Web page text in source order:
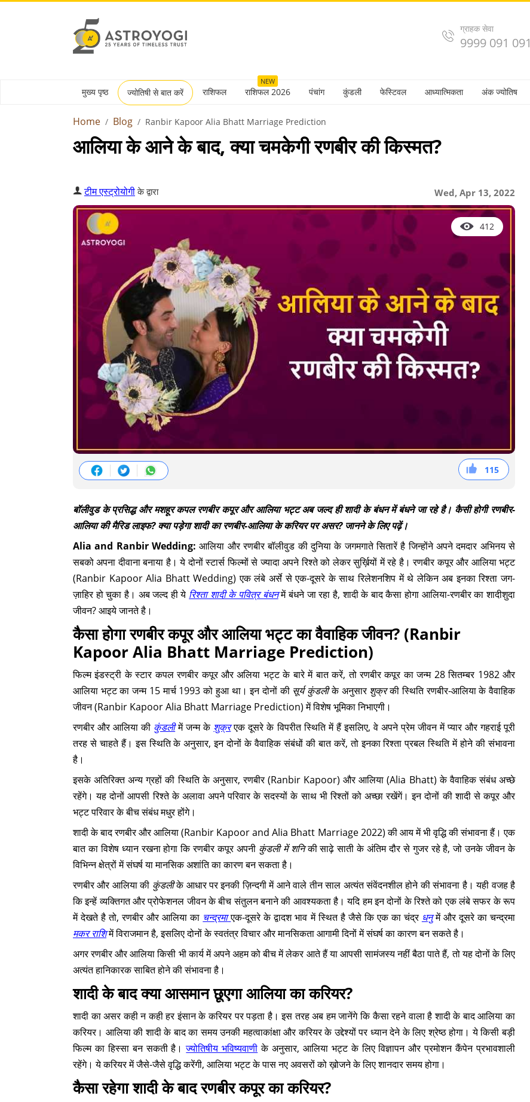
ग्राहक सेवा
9999 091 091
मुख्य पृष्ठ ज्योतिषी से बात करें राशिफल
NEW
राशिफल 2026 पंचांग कुंडली फेस्टिवल आध्यात्मिकता अंक ज्योतिष
Home Blog Ranbir Kapoor Alia Bhatt Marriage Prediction
आलिया के आने के बाद, क्या चमकेगी रणबीर की किस्मत?
Wed, Apr 13, 2022
टीम एस्ट्रोयोगीके द्वारा
412
115
38
36
41
बॉलीवुड के प्रसिद्ध और मशहूर कपल रणबीर कपूर और आलिया भट्ट अब जल्द ही शादी के बंधन में बंधने जा रहे है। कैसी होगी रणबीर-
आलिया की मैरिड लाइफ? क्या पड़ेगा शादी का रणबीर-आलिया के करियर पर असर? जानने के लिए पढ़ें।
Alia and Ranbir Wedding: आलिया और रणबीर बॉलीवुड की दुनिया के जगमगाते सितारें है जिन्होंने अपने दमदार अभिनय से
सबको अपना दीवाना बनाया है। ये दोनों स्टार्स फिल्मों से ज्यादा अपने रिश्ते को लेकर सुर्ख़ियों में रहे है। रणबीर कपूर और आलिया भट्ट
(Ranbir Kapoor Alia Bhatt Wedding) एक लंबे अर्से से एक-दूसरे के साथ रिलेशनशिप में थे लेकिन अब इनका रिश्ता जग-
ज़ाहिर हो चुका है। अब जल्द ही ये रिश्ता शादी के पवित्र बंधनमें बंधने जा रहा है, शादी के बाद कैसा होगा आलिया-रणबीर का शादीशुदा
जीवन? आइये जानते है।
कैसा होगा रणबीर कपूर और आलिया भट्ट का वैवाहिक जीवन? (Ranbir
Kapoor Alia Bhatt Marriage Prediction)
फिल्म इंडस्ट्री के स्टार कपल रणबीर कपूर और अलिया भट्ट के बारे में बात करें, तो रणबीर कपूर का जन्म 28 सितम्बर 1982 और
आलिया भट्ट का जन्म 15 मार्च 1993 को हुआ था। इन दोनों की सूर्य कुंडलीके अनुसारशुक्रकी स्थिति रणबीर-आलिया के वैवाहिक
जीवन (Ranbir Kapoor Alia Bhatt Marriage Prediction) में विशेष भूमिका निभाएगी।
रणबीर और आलिया की कुंडलीमें जन्म के शुक्रएक दूसरे के विपरीत स्थिति में हैं इसलिए, वे अपने प्रेम जीवन में प्यार और गहराई पूरी
तरह से चाहते हैं। इस स्थिति के अनुसार, इन दोनों के वैवाहिक संबंधों की बात करें, तो इनका रिश्ता प्रबल स्थिति में होने की संभावना
है।
इसके अतिरिक्त अन्य ग्रहों की स्थिति के अनुसार, रणबीर (Ranbir Kapoor) और आलिया (Alia Bhatt) के वैवाहिक संबंध अच्छे
रहेंगे। यह दोनों आपसी रिश्ते के अलावा अपने परिवार के सदस्यों के साथ भी रिश्तों को अच्छा रखेंगें। इन दोनों की शादी से कपूर और
भट्ट परिवार के बीच संबंध मधुर होंगे।
शादी के बाद रणबीर और आलिया (Ranbir Kapoor and Alia Bhatt Marriage 2022) की आय में भी वृद्धि की संभावना हैं। एक
बात का विशेष ध्यान रखना होगा कि रणबीर कपूर अपनी कुंडली में शनिकी साढ़े साती के अंतिम दौर से गुजर रहे है, जो उनके जीवन के
विभिन्न क्षेत्रों में संघर्ष या मानसिक अशांति का कारण बन सकता है।
रणबीर और आलिया की कुंडलीके आधार पर इनकी ज़िन्दगी में आने वाले तीन साल अत्यंत संवेंदनशील होने की संभावना है। यही वजह है
कि इन्हें व्यक्तिगत और प्रोफेशनल जीवन के बीच संतुलन बनाने की आवश्यकता है। यदि हम इन दोनों के रिश्ते को एक लंबे सफर के रूप
में देखते है तो, रणबीर और आलिया का चन्द्रमा एक-दूसरे के द्वादश भाव में स्थित है जैसे कि एक का चंद्र धनुमें और दूसरे का चन्द्रमा
मकर राशिमें विराजमान है, इसलिए दोनों के स्वतंत्र विचार और मानसिकता आगामी दिनों में संघर्ष का कारण बन सकते है।
अगर रणबीर और आलिया किसी भी कार्य में अपने अहम को बीच में लेकर आते हैं या आपसी सामंजस्य नहीं बैठा पाते हैं, तो यह दोनों के लिए
अत्यंत हानिकारक साबित होने की संभावना है।
शादी के बाद क्या आसमान छूएगा आलिया का करियर?
शादी का असर कही न कही हर इंसान के करियर पर पड़ता है। इस तरह अब हम जानेंगे कि कैसा रहने वाला है शादी के बाद आलिया का
करियर। आलिया की शादी के बाद का समय उनकी महत्वाकांक्षा और करियर के उद्देश्यों पर ध्यान देने के लिए श्रेष्ठ होगा। ये किसी बड़ी
फिल्म का हिस्सा बन सकती है।ज्योतिषीय भविष्यवाणी के अनुसार, आलिया भट्ट के लिए विज्ञापन और प्रमोशन कैंपेन प्रभावशाली
रहेंगे। ये करियर में जैसे-जैसे वृद्धि करेंगी, आलिया भट्ट के पास नए अवसरों को ख़ोजने के लिए शानदार समय होगा।
कैसा रहेगा शादी के बाद रणबीर कपूर का करियर?